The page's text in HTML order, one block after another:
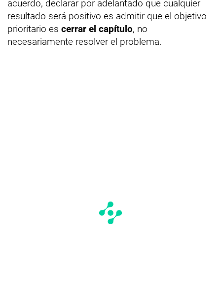
acuerdo, declarar por adelantado que cualquier
resultado será positivo es admitir que el objetivo
prioritario es cerrar el capítulo, no
necesariamente resolver el problema.